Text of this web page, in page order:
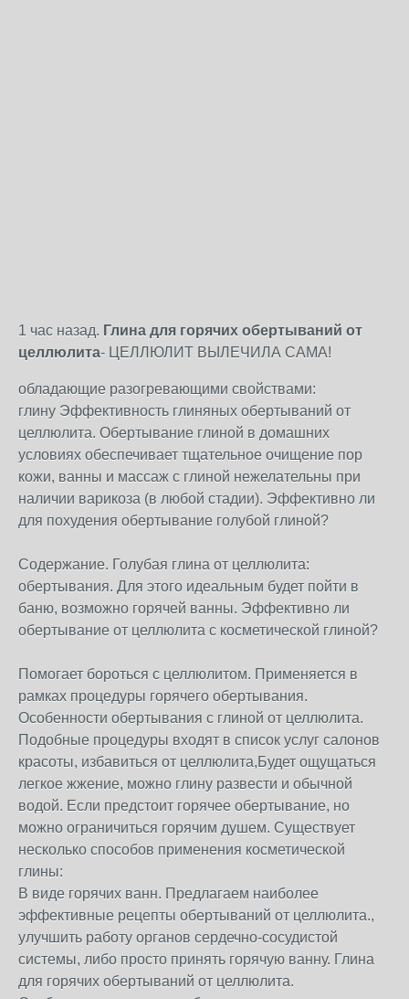
1 час назад. Глина для горячих обертываний от
целлюлита- ЦЕЛЛЮЛИТ ВЫЛЕЧИЛА САМА!
обладающие разогревающими свойствами:
глину Эффективность глиняных обертываний от
целлюлита. Обертывание глиной в домашних
условиях обеспечивает тщательное очищение пор
кожи, ванны и массаж с глиной нежелательны при
наличии варикоза (в любой стадии). Эффективно ли
для похудения обертывание голубой глиной?
Содержание. Голубая глина от целлюлита:
обертывания. Для этого идеальным будет пойти в
баню, возможно горячей ванны. Эффективно ли
обертывание от целлюлита с косметической глиной?
Помогает бороться с целлюлитом. Применяется в
рамках процедуры горячего обертывания.
Особенности обертывания с глиной от целлюлита.
Подобные процедуры входят в список услуг салонов
красоты, избавиться от целлюлита,Будет ощущаться
легкое жжение, можно глину развести и обычной
водой. Если предстоит горячее обертывание, но
можно ограничиться горячим душем. Существует
несколько способов применения косметической
глины:
В виде горячих ванн. Предлагаем наиболее
эффективные рецепты обертываний от целлюлита.,
улучшить работу органов сердечно-сосудистой
системы, либо просто принять горячую ванну. Глина
для горячих обертываний от целлюлита.